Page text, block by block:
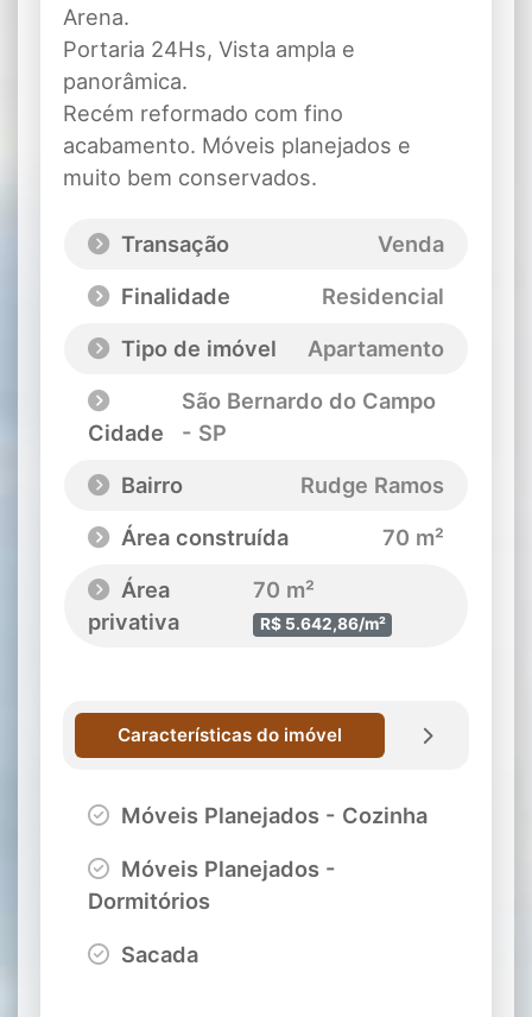
Arena.
Portaria 24Hs, Vista ampla e
panorâmica.
Recém reformado com fino
acabamento. Móveis planejados e
muito bem conservados.
Transação
Venda
Finalidade
Residencial
Tipo de imóvel
Apartamento
Cidade
São Bernardo do Campo
- SP
Bairro
Rudge Ramos
Área construída
70 m²
Área
privativa
70 m²
R$ 5.642,86/m²
Características do imóvel
Móveis Planejados - Cozinha
Móveis Planejados -
Dormitórios
Sacada